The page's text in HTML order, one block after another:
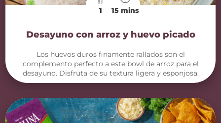
1 15 mins
Desayuno con arroz y huevo picado
Los huevos duros finamente rallados son el
complemento perfecto a este bowl de arroz para el
desayuno. Disfruta de su textura ligera y esponjosa.